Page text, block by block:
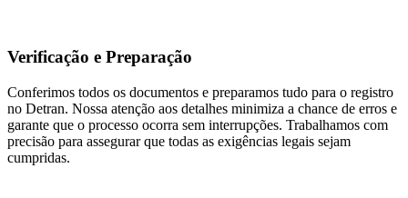
Verificação e Preparação
Conferimos todos os documentos e preparamos tudo para o registro
no Detran. Nossa atenção aos detalhes minimiza a chance de erros e
garante que o processo ocorra sem interrupções. Trabalhamos com
precisão para assegurar que todas as exigências legais sejam
cumpridas.